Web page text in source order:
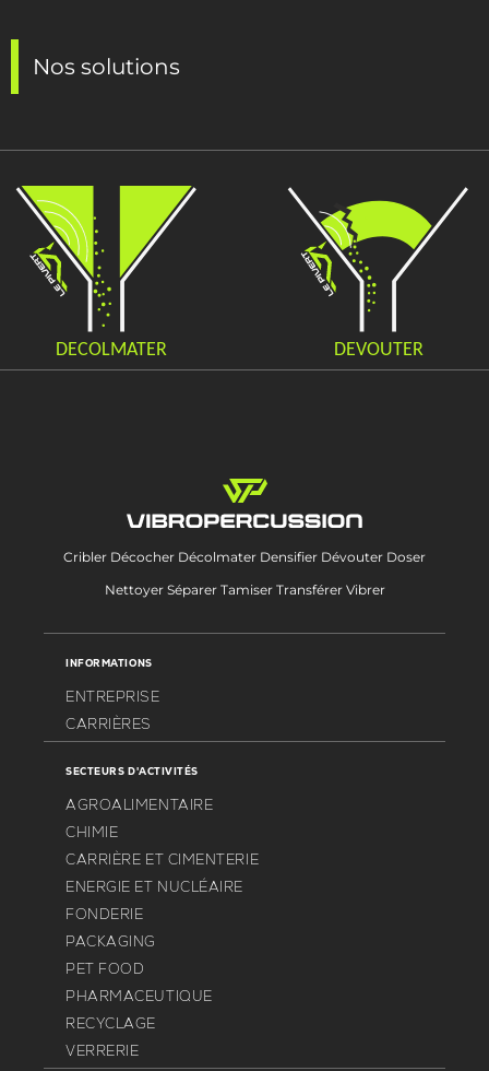
Nos solutions
Cribler Décocher Décolmater Densifier Dévouter Doser
Nettoyer Séparer Tamiser Transférer Vibrer
INFORMATIONS
ENTREPRISE
CARRIÈRES
SECTEURS D'ACTIVITÉS
AGROALIMENTAIRE
CHIMIE
CARRIÈRE ET CIMENTERIE
ENERGIE ET NUCLÉAIRE
FONDERIE
PACKAGING
PET FOOD
PHARMACEUTIQUE
RECYCLAGE
VERRERIE